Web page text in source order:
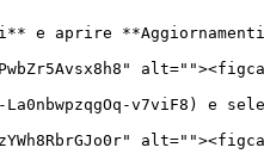
e aprire
v7viF8) e